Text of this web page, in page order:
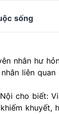
sống
nhân hư
liên quan
cho biết:
khuyết,